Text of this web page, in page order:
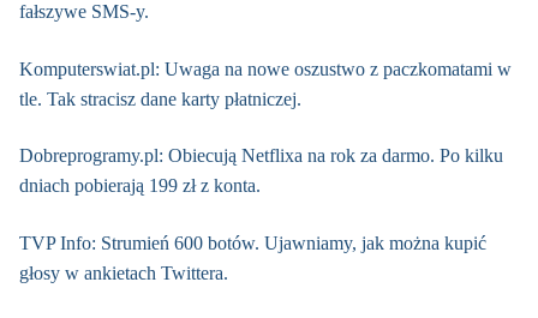
fałszywe SMS-y.
Komputerswiat.pl: Uwaga na nowe oszustwo z paczkomatami w
tle. Tak stracisz dane karty płatniczej.
Dobreprogramy.pl: Obiecują Netflixa na rok za darmo. Po kilku
dniach pobierają 199 zł z konta.
TVP Info: Strumień 600 botów. Ujawniamy, jak można kupić
głosy w ankietach Twittera.